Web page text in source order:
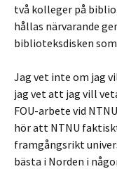
två kolleger på
hållas närvarande
biblioteksdisken
Jag vet inte om jag
jag vet att jag vill
FOU-arbete vid
hör att NTNU
framgångsrikt
bästa i Norden i